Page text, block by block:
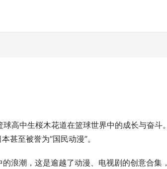
高中生桜木花道在篮球世界中的成长与奋斗
甚至被誉为“国民动漫”。
浪潮，这是逾越了动漫、电视剧的创意合集